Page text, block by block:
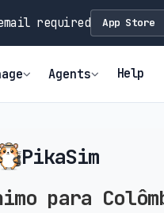
required App Store
Agents Help
PikaSim
para